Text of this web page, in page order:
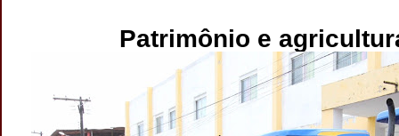
Patrimônio e